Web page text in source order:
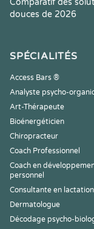
Comparatif des
douces de 2026
SPÉCIALITÉS
Access Bars ®
Analyste psycho-
Art-Thérapeute
Bioénergéticien
Chiropracteur
Coach Professionnel
Coach en
personnel
Consultante en lactation
Dermatologue
Décodage psycho-